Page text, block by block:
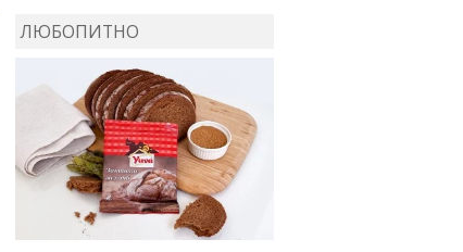
Фокача със синьо
сирене, лук и орехи
ЛЮБОПИТНО